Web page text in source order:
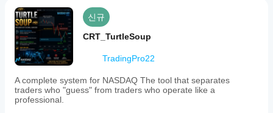
신규
CRT_TurtleSoup
TradingPro22
A complete system for NASDAQ The tool that separates
traders who "guess" from traders who operate like a
professional.